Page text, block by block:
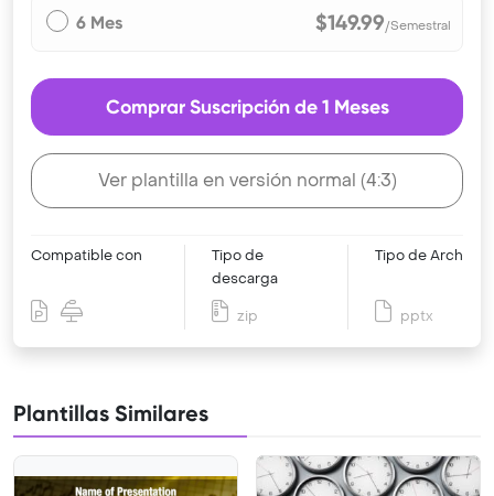
6 Mes $149.99/Semestral
Comprar Suscripción de 1 Meses
Ver plantilla en versión normal (4:3)
Compatible con
Tipo de
descarga
zip
Tipo de Archivo
pptx
Plantillas Similares